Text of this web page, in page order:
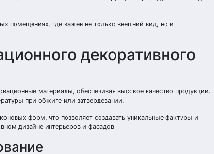
помещениях, где важен не только внешний вид, но и
декоративного
материалы, обеспечивая высокое качество продукции.
при обжиге или затвердевании.
форм, что позволяет создавать уникальные фактуры и
дизайне интерьеров и фасадов.